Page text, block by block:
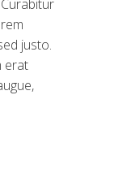
justo.
erat